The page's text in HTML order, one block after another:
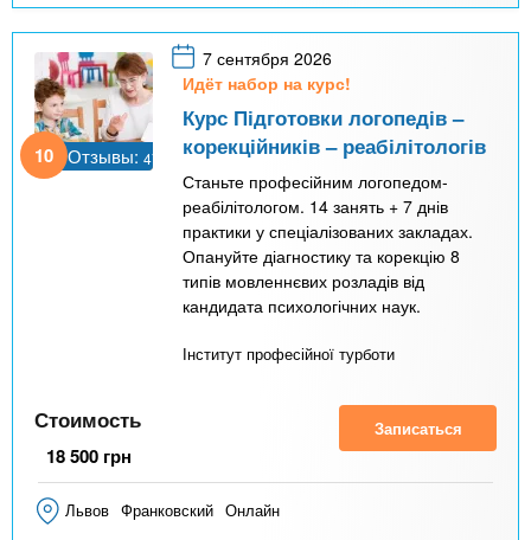
10 Отзывы: 47
7 сентября 2026
Идёт набор на курс!
Курс Підготовки логопедів –
корекційників – реабілітологів
Станьте професійним логопедом-
реабілітологом. 14 занять + 7 днів
практики у спеціалізованих закладах.
Опануйте діагностику та корекцію 8
типів мовленнєвих розладів від
кандидата психологічних наук.
Інститут професійної турботи
Стоимость
18 500 грн
Записаться
Львов Франковский Онлайн